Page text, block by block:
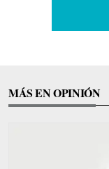
MÁS EN OPINIÓN